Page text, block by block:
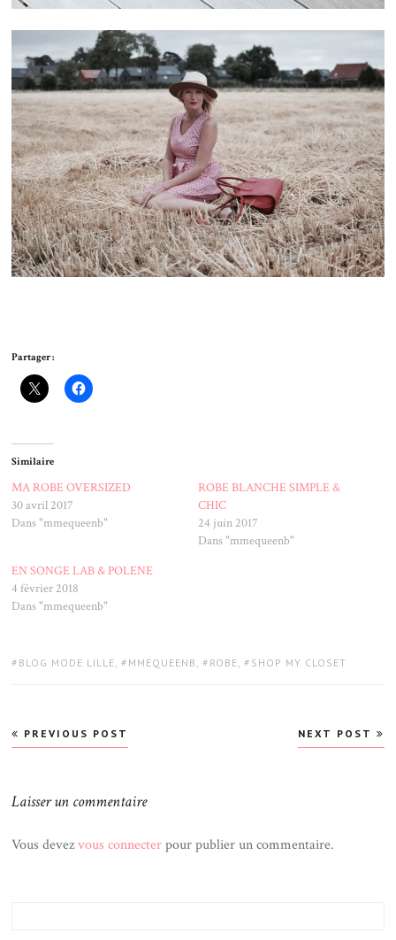
Partager :
Similaire
MA ROBE OVERSIZED
30 avril 2017
Dans "mmequeenb"
ROBE BLANCHE SIMPLE &
CHIC
24 juin 2017
Dans "mmequeenb"
EN SONGE LAB & POLENE
4 février 2018
Dans "mmequeenb"
TAGS:
BLOG MODE LILLE, MMEQUEENB , ROBE, SHOP MY CLOSET
Navigation
de
PREVIOUS POST NEXT POST
Laisser un commentaire
Vous devezvous connecterpour publier un commentaire.